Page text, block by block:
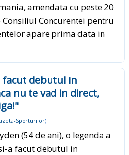
amendata cu peste 20
Concurentei pentru
apare prima data in
facut debutul in
nu te vad in direct,
Sporturilor)
(54 de ani), o legenda a
a facut debutul in